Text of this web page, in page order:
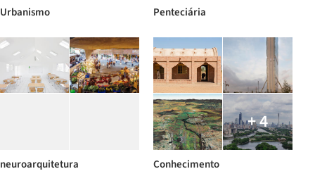
Urbanismo Penteciária
neuroarquitetura
+ 4
Conhecimento